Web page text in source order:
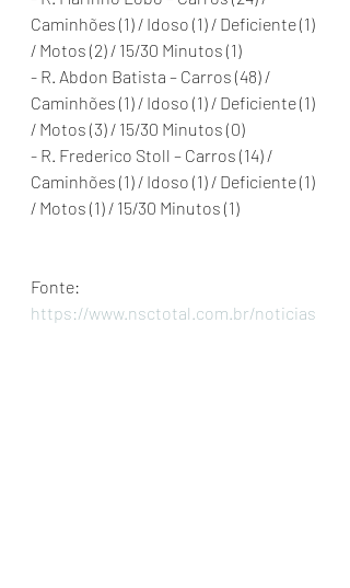
Caminhões (1) / Idoso (1) / Deficiente (1)
/ Motos (2) / 15/30 Minutos (1)
- R. Abdon Batista – Carros (48) /
Caminhões (1) / Idoso (1) / Deficiente (1)
/ Motos (3) / 15/30 Minutos (0)
- R. Frederico Stoll – Carros (14) /
Caminhões (1) / Idoso (1) / Deficiente (1)
/ Motos (1) / 15/30 Minutos (1)
Fonte:
https://www.nsctotal.com.br/noticias